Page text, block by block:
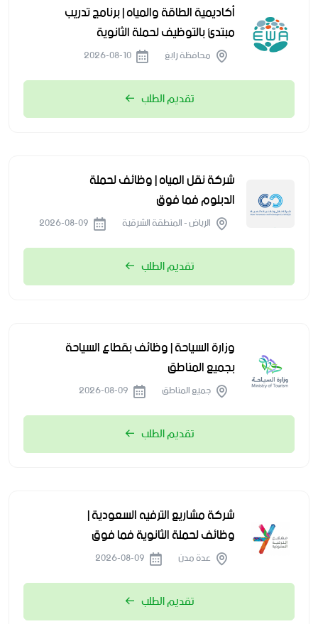
أكاديمية الطاقة والمياه | برنامج تدريب
مبتدئ بالتوظيف لحملة الثانوية
محافظة رابغ
تقديم الطلب
شركة نقل المياه | وظائف لحملة
الدبلوم فما فوق
الرياض - المنطقة الشرقية
تقديم الطلب
وزارة السياحة | وظائف بقطاع السياحة
بجميع المناطق
جميع المناطق
تقديم الطلب
شركة مشاريع الترفيه السعودية |
وظائف لحملة الثانوية فما فوق
عدة مدن
تقديم الطلب